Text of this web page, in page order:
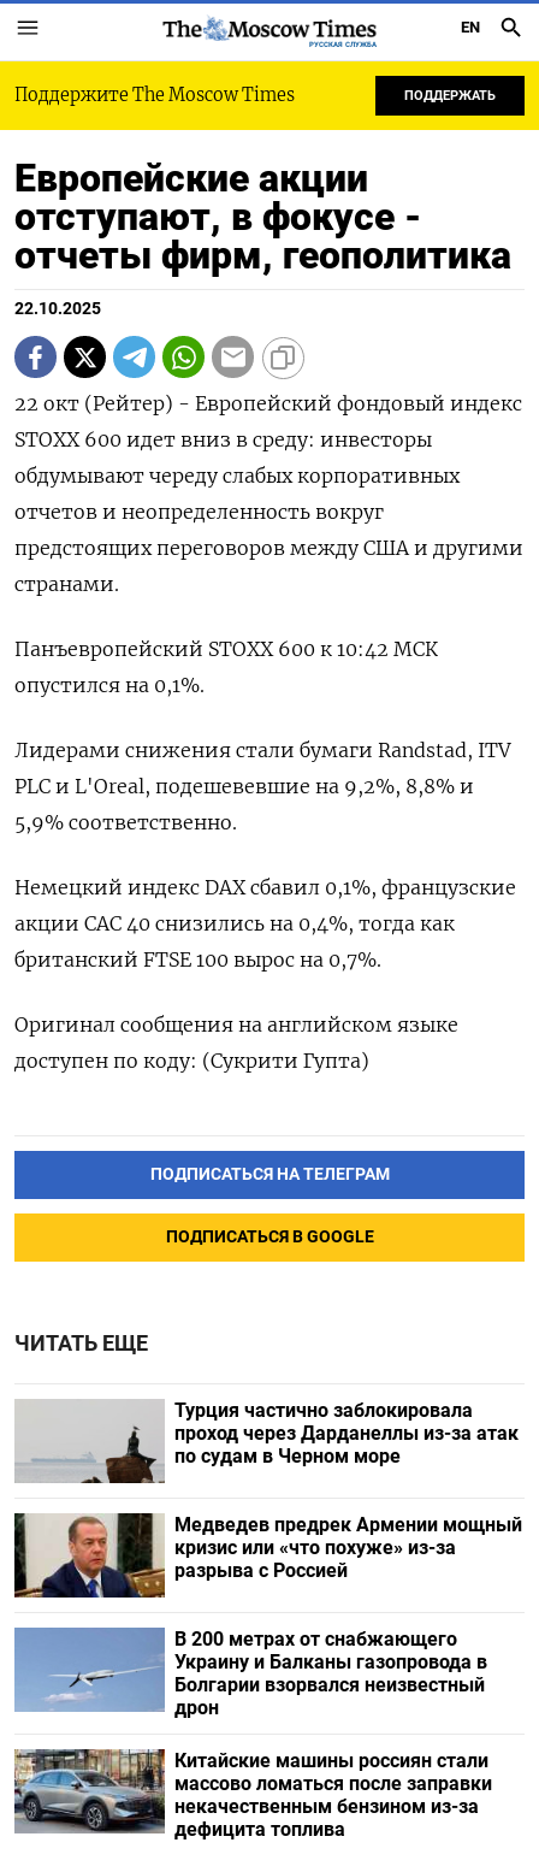
РУССКАЯ СЛУЖБА
EN
Поддержите The Moscow Times ПОДДЕРЖАТЬ
Европейские акции
отступают, в фокусе -
отчеты фирм, геополитика
22.10.2025
22 окт (Рейтер) - Европейский фондовый индекс
STOXX 600 идет вниз в среду: инвесторы
обдумывают череду слабых корпоративных
отчетов и неопределенность вокруг
предстоящих переговоров между США и другими
странами.
Панъевропейский STOXX 600 к 10:42 МСК
опустился на 0,1%.
Лидерами снижения стали бумаги Randstad, ITV
PLC и L'Oreal, подешевевшие на 9,2​%, 8,8% и
5,9% соответственно.
Немецкий индекс DAX сбавил 0,1%, французские
акции CAC 40 снизились на 0,4%, тогда как
британский FTSE 100 вырос на 0,7%.
Оригинал сообщения на английском языке
доступен по коду: (Сукрити Гупта)
ПОДПИСАТЬСЯ НА ТЕЛЕГРАМ
ПОДПИСАТЬСЯ В GOOGLE
ЧИТАТЬ ЕЩЕ
Турция частично заблокировала
проход через Дарданеллы из-за атак
по судам в Черном море
Медведев предрек Армении мощный
кризис или «что похуже» из-за
разрыва с Россией
В 200 метрах от снабжающего
Украину и Балканы газопровода в
Болгарии взорвался неизвестный
дрон
Китайские машины россиян стали
массово ломаться после заправки
некачественным бензином из-за
дефицита топлива